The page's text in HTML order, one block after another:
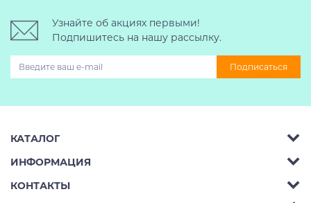
Узнайте об акциях первыми!
Подпишитесь на нашу рассылку.
Подписаться
КАТАЛОГ
Багажник на крышу авто
Автобоксы
ИНФОРМАЦИЯ
Аренда
КОНТАКТЫ